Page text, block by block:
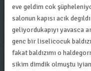
eve geldim cok
salonun kapısı acık
geliyordukapıyı yavasca
genc bir liselicocuk
fakat baldızımı o
sikim dimdik olmuştu